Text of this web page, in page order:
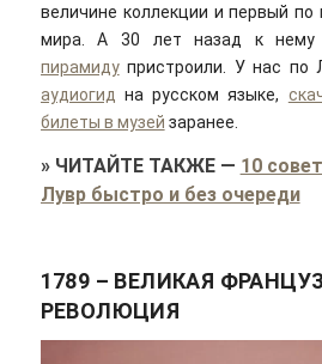
величине коллекции и первый
мира. А 30 лет назад к нему
пирамидупристроили. У нас по
аудиогид на русском языке,
билеты в музей заранее.
» ЧИТАЙТЕ ТАКЖЕ— 10
Лувр быстро и без очереди
1789 – ВЕЛИКАЯ
РЕВОЛЮЦИЯ